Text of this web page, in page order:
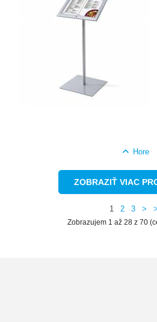
Hore
ZOBRAZIŤ VIAC
1 2 3 >
Zobrazujem 1 až 28 z 70